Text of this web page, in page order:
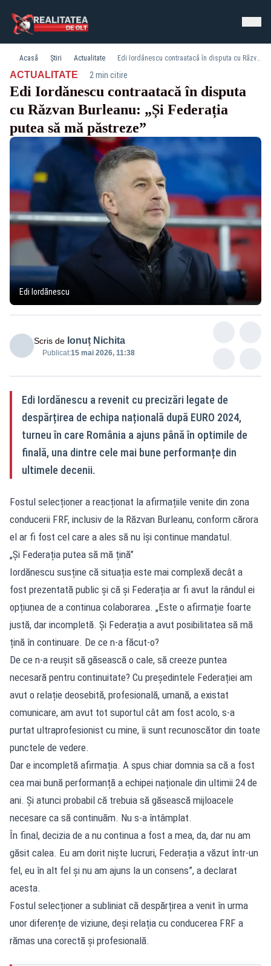
Acasă Știri Actualitate Edi Iordănescu contraatacă în disputa cu Răzvan Burleanu: „Și Federația putea să mă păstreze”
ACTUALITATE· 2 min citire
Edi Iordănescu contraatacă în disputa
cu Răzvan Burleanu: „Și Federația
putea să mă păstreze”
Edi Iordănescu
Scris de Ionuț Nichita
Publicat:15 mai 2026, 11:38
Edi Iordănescu a revenit cu precizări legate de
despărțirea de echipa națională după EURO 2024,
turneu în care România a ajuns până în optimile de
finală, una dintre cele mai bune performanțe din
ultimele decenii.
Fostul selecționer a reacționat la afirmațiile venite din zona
conducerii FRF, inclusiv de la Răzvan Burleanu, conform cărora
el ar fi fost cel care a ales să nu își continue mandatul.
„Și Federația putea să mă țină”
Iordănescu susține că situația este mai complexă decât a
fost prezentată public și că și Federația ar fi avut la rândul ei
opțiunea de a continua colaborarea. „Este o afirmație foarte
justă, dar incompletă. Și Federația a avut posibilitatea să mă
țină în continuare. De ce n-a făcut-o?
De ce n-a reușit să găsească o cale, să creeze puntea
necesară pentru continuitate? Cu președintele Federației am
avut o relație deosebită, profesională, umană, a existat
comunicare, am avut tot suportul cât am fost acolo, s-a
purtat ultraprofesionist cu mine, îi sunt recunoscător din toate
punctele de vedere.
Dar e incompletă afirmația. A spus chiar domnia sa că a fost
cea mai bună performanță a echipei naționale din ultimii 24 de
ani. Și atunci probabil că trebuia să găsească mijloacele
necesare ca să continuăm. Nu s-a întâmplat.
În final, decizia de a nu continua a fost a mea, da, dar nu am
găsit calea. Eu am dorit niște lucruri, Federația a văzut într-un
fel, eu în alt fel și nu am ajuns la un consens”, a declarat
acesta.
Fostul selecționer a subliniat că despărțirea a venit în urma
unor diferențe de viziune, deși relația cu conducerea FRF a
rămas una corectă și profesională.